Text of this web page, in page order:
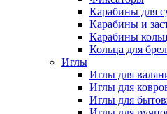
Карабины для
Карабины и
Карабины
Кольца для
Иглы
Иглы для
Иглы для
Иглы для